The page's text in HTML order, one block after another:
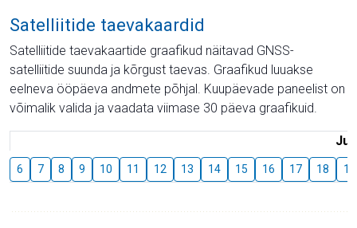
Satelliitide taevakaardid
Satelliitide taevakaartide graafikud näitavad GNSS-
satelliitide suunda ja kõrgust taevas. Graafikud luuakse
eelneva ööpäeva andmete põhjal. Kuupäevade paneelist on
võimalik valida ja vaadata viimase 30 päeva graafikuid.
6 7 8 9 10 11 12 13 14 15 16 17 18 19